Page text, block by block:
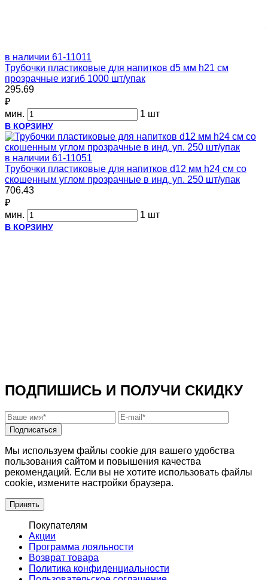
в наличии 61-11011
Трубочки пластиковые для напитков d5 мм h21 см
прозрачные изгиб 1000 шт/упак
295.69
₽
мин.
1 шт
В КОРЗИНУ
в наличии 61-11051
Трубочки пластиковые для напитков d12 мм h24 см со
скошенным углом прозрачные в инд. уп. 250 шт/упак
706.43
₽
мин.
1 шт
В КОРЗИНУ
ПОДПИШИСЬ И ПОЛУЧИ СКИДКУ
Подписаться
Мы используем файлы cookie для вашего удобства
пользования сайтом и повышения качества
рекомендаций. Если вы не хотите использовать файлы
cookie, измените настройки браузера.
Принять
Покупателям
Акции
Программа лояльности
Возврат товара
Политика конфиденциальности